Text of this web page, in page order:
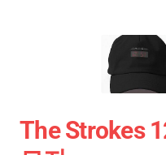
The Strokes